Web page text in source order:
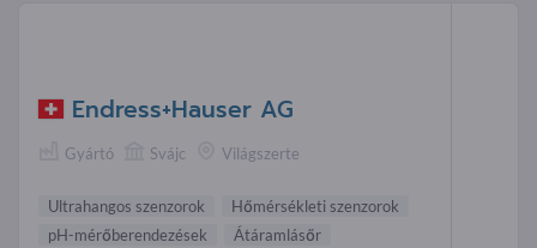
Endress+Hauser AG
Gyártó Svájc Világszerte
Ultrahangos szenzorok
Hőmérsékleti szenzorok
pH-mérőberendezések
Átáramlásőr